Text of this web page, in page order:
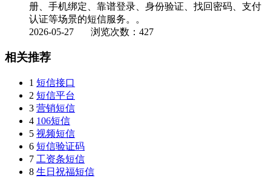
册、手机绑定、靠谱登录、身份验证、找回密码、支付
认证等场景的短信服务。。
2026-05-27 浏览次数：427
相关推荐
1 短信接口
2 短信平台
3 营销短信
4 106短信
5 视频短信
6 短信验证码
7 工资条短信
8 生日祝福短信